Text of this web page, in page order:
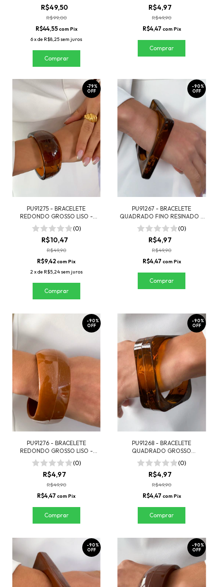
R$49,50
R$99,00
R$44,55com Pix
6xde R$8,25 sem juros
Comprar
R$4,97
R$49,90
R$4,47 com Pix
PU91275 - BRACELETE
REDONDO GROSSO LISO -
MARROM MARMORIZADO
(0)
R$10,47
-79%
OFF
R$49,90
R$9,42com Pix
2xde R$5,24 sem juros
PU91267 - BRACELETE
QUADRADO FINO RESINADO -
MARMORIZADO
(0)
R$4,97
-90%
OFF
R$49,90
R$4,47 com Pix
PU91276 - BRACELETE
REDONDO GROSSO LISO -
MARROM
(0)
R$4,97
-90%
OFF
R$49,90
R$4,47com Pix
PU91268 - BRACELETE
QUADRADO GROSSO
RESINADO - MARMORIZADO
(0)
R$4,97
-90%
OFF
R$49,90
R$4,47 com Pix
-90%
OFF
-90%
OFF